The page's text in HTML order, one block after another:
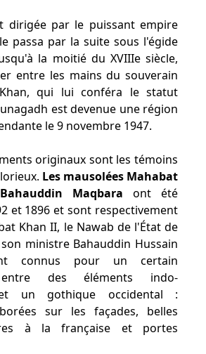
dirigée par le puissant empire
passa par la suite sous l'égide
la moitié du XVIIIe siècle,
entre les mains du souverain
qui lui conféra le statut
est devenue une région
le 9 novembre 1947.
originaux sont les témoins
Les mausolées Mahabat
Bahauddin Maqbara ont été
et 1896 et sont respectivement
Khan II, le Nawab de l'État de
ministre Bahauddin Hussain
connus pour un certain
entre des éléments indo-
et un gothique occidental :
sur les façades, belles
à la française et portes